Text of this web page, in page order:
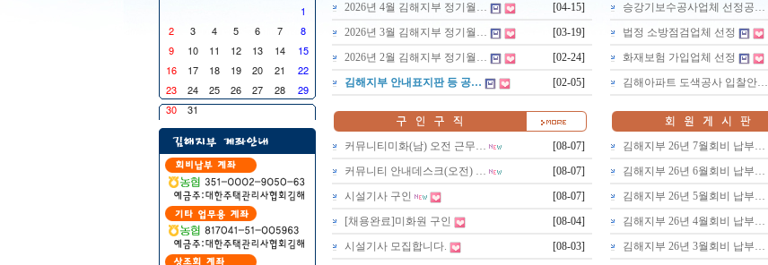
1
2
3 4 5 6 7
8
9
10 11 12 13 14
15
16
17 18 19 20 21
22
23
24 25 26 27 28
29
30
31
2026년 4월 김해지부 정기월…
[04-15]
2026년 3월 김해지부 정기월…
[03-19]
2026년 2월 김해지부 정기월…
[02-24]
김해지부 안내표지판 등 공…
[02-05]
승강기보수공사업체 선정공…
법정 소방점검업체 선정
화재보험 가입업체 선정
김해아파트 도색공사 입찰안…
커뮤니티미화(남) 오전 근무…
[08-07]
커뮤니티 안내데스크(오전) …
[08-07]
시설기사 구인
[08-07]
[채용완료]미화원 구인
[08-04]
시설기사 모집합니다.
[08-03]
김해지부 26년 7월회비 납부…
김해지부 26년 6월회비 납부…
김해지부 26년 5월회비 납부…
김해지부 26년 4월회비 납부…
김해지부 26년 3월회비 납부…